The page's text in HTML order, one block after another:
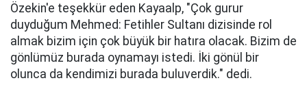
Özekin'e teşekkür eden Kayaalp, "Çok gurur
duyduğum Mehmed: Fetihler Sultanı dizisinde rol
almak bizim için çok büyük bir hatıra olacak. Bizim de
gönlümüz burada oynamayı istedi. İki gönül bir
olunca da kendimizi burada buluverdik." dedi.